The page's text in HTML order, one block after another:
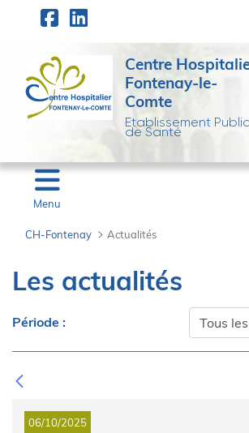
Saut au contenu principal
Centre
Fontenay-le-
Comte
Etablissement Public
de Santé
Menu
CH-Fontenay Actualités
Actualités -
Les actualités
Période :
06/10/2025
Panneau de gestion des cookies